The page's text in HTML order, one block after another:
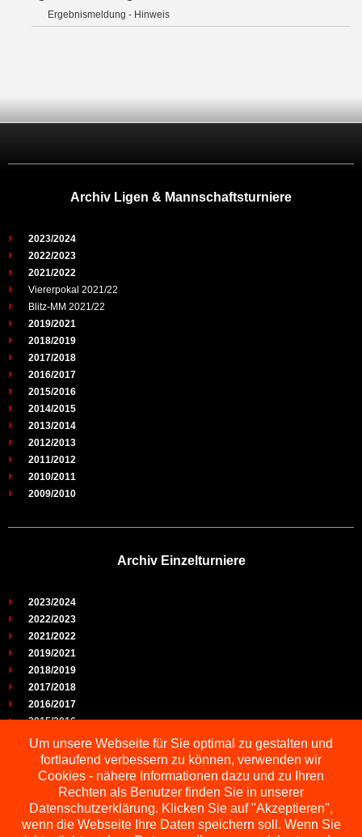
Ergebnismeldung - Hinweis
Archiv Ligen & Mannschaftsturniere
2023/2024
2022/2023
2021/2022
Viererpokal 2021/22
Blitz-MM 2021/22
2019/2021
2018/2019
2017/2018
2016/2017
2015/2016
2014/2015
2013/2014
2012/2013
2011/2012
2010/2011
2009/2010
Archiv Einzelturniere
2023/2024
2022/2023
2021/2022
2019/2021
2018/2019
2017/2018
2016/2017
2015/2016
2014/2015
2013/2014
2012/2013
2011/2012
2010/2011
2009/2010
Um unsere Webseite für Sie optimal zu gestalten und
fortlaufend verbessern zu können, verwenden wir
Cookies - nähere Informationen dazu und zu Ihren
Rechten als Benutzer finden Sie in unserer
Datenschutzerklärung. Klicken Sie auf "Akzeptieren",
wenn die Webseite Ihre Daten speichern soll. Wenn Sie